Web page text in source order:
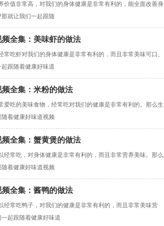
值非常高，对我们的身体健康是非常有利的，能全面改善身
就让我们一起跟随
全集：美味虾的做法
吃虾对我们的身体健康是非常有利的，而且非常美味可口。
跟随着健康好味道
全集：米粉的做法
吃的美味食物，经常吃对我们的健康是非常有利的。那么生
着健康好味道视频
全集：蟹黄煲的做法
常吃，对身体健康是非常有利的，而且非常营养美味。那么
着健康好味道视频
全集：酱鸭的做法
常吃鸭子，对我们的健康是非常有利的，而且非常美味营
起跟随着健康好味道